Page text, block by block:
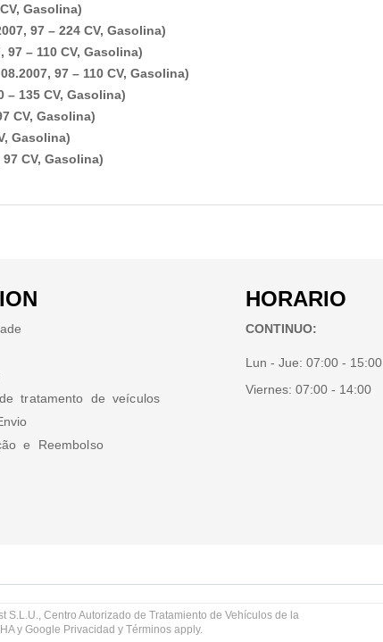
Gasolina)
97 – 224 CV, Gasolina)
97 – 110 CV, Gasolina)
97 – 110 CV, Gasolina)
– 135 CV, Gasolina)
CV, Gasolina)
Gasolina)
CV, Gasolina)
tratamento de veículos
e Reembolso
HORARIO
CONTINUO:
Lun - Jue:07:00 - 15:00
Viernes:07:00 - 14:00
S.L.U., Centro Autorizado de Tratamiento de Vehículos de la
y Google Privacidad y Términos apply.